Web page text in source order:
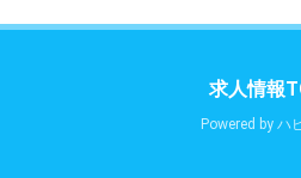
求人情報
Powered by ハ